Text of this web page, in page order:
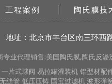
工程案例 陶氏膜技
地址：北京市丰台区南三环西
专业代理销售:美国陶氏膜,陶氏反
一片式球阀 易拉罐灌装机 铝型材配
缝管 低压压铸 国宝过滤机 波形弹